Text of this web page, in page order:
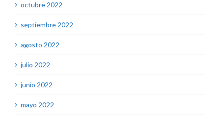
octubre 2022
septiembre 2022
agosto 2022
julio 2022
junio 2022
mayo 2022